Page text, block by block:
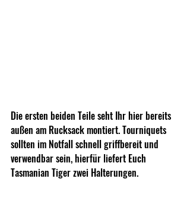
Die ersten beiden Teile seht Ihr hier bereits
außen am Rucksack montiert. Tourniquets
sollten im Notfall schnell griffbereit und
verwendbar sein, hierfür liefert Euch
Tasmanian Tiger zwei Halterungen.